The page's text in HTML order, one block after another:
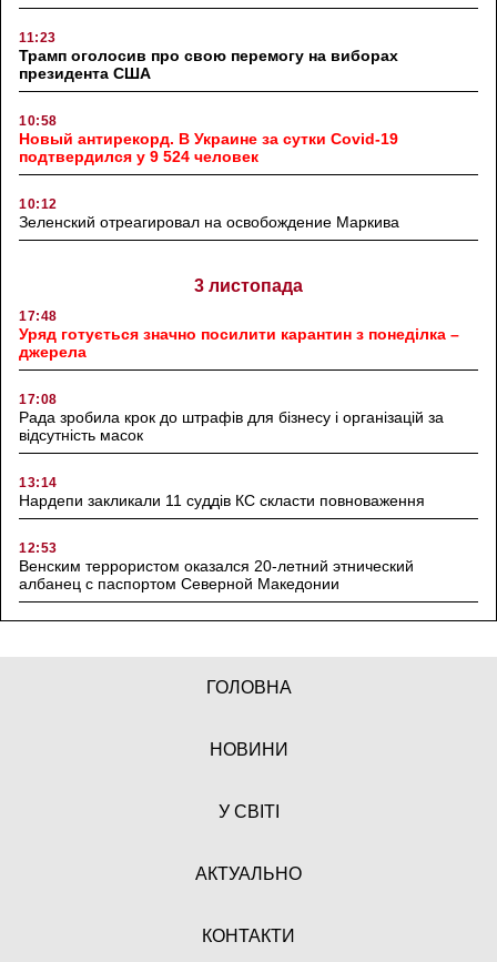
11:23
Трамп оголосив про свою перемогу на виборах
президента США
10:58
Новый антирекорд. В Украине за сутки Covid-19
подтвердился у 9 524 человек
10:12
Зеленский отреагировал на освобождение Маркива
3 листопада
17:48
Уряд готується значно посилити карантин з понеділка –
джерела
17:08
Рада зробила крок до штрафів для бізнесу і організацій за
відсутність масок
13:14
Нардепи закликали 11 суддів КС скласти повноваження
12:53
Венским террористом оказался 20-летний этнический
албанец с паспортом Северной Македонии
ГОЛОВНА
НОВИНИ
У СВІТІ
АКТУАЛЬНО
КОНТАКТИ